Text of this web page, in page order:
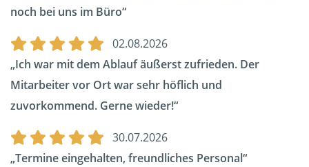
noch bei uns im Büro
02.08.2026
Ich war mit dem Ablauf äußerst zufrieden. Der
Mitarbeiter vor Ort war sehr höflich und
zuvorkommend. Gerne wieder!
30.07.2026
Termine eingehalten, freundliches Personal